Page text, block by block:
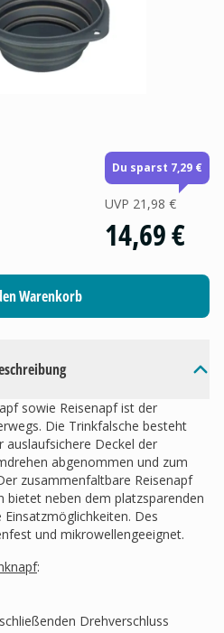
sowie Reisenapf ist der
Die Trinkfalsche besteht
auslaufsichere Deckel der
abgenommen und zum
zusammenfaltbare Reisenapf
bietet neben dem platzsparenden
Des
und mikrowellengeeignet.
:
Drehverschluss
Du sparst 7,29 €
UVP 21,98 €
14,69 €
Warenkorb